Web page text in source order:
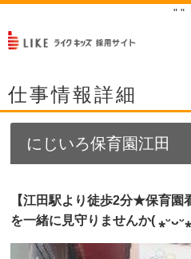
" "
仕事情報詳細
にじいろ保育園江田
【江田駅より徒歩2分★保育園
を一緒に見守りませんか(